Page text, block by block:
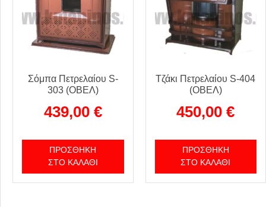
Σόμπα Πετρελαίου S-
303 (ΟΒΕΛ)
439,00 €
ΠΡΟΣΘΉΚΗ
ΣΤΟ ΚΑΛΆΘΙ
Τζάκι Πετρελαίου S-404
(ΟΒΕΛ)
450,00€
ΠΡΟΣΘΉΚΗ
ΣΤΟ ΚΑΛΆΘΙ